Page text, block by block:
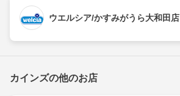
ウエルシア/かすみがうら大和田店
カインズの他のお店